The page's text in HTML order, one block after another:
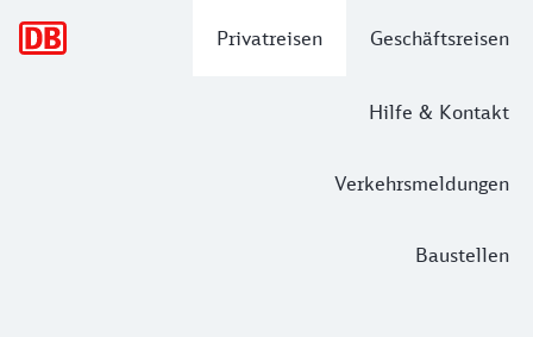
Privatreisen Geschäftsreisen
Hilfe & Kontakt
Verkehrsmeldungen
Baustellen